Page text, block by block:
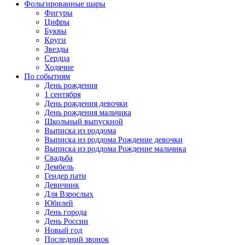
Фольгированные шары
Фигуры
Цифры
Буквы
Круги
Звезды
Сердца
Ходячие
По событиям
День рождения
1 сентября
День рождения девочки
День рождения мальчика
Школьный выпускной
Выписка из роддома
Выписка из роддома Рождение девочки
Выписка из роддома Рождение мальчика
Свадьба
Дембель
Гендер пати
Девичник
Для Взрослых
Юбилей
День города
День России
Новый год
Последний звонок